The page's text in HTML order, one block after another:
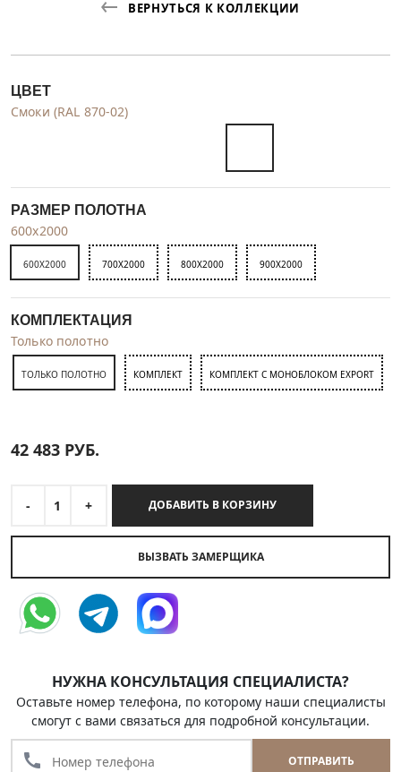
ВЕРНУТЬСЯ К КОЛЛЕКЦИИ
ЦВЕТ
Смоки (RAL 870-02)
РАЗМЕР ПОЛОТНА
600x2000
600X2000 700X2000 800X2000 900X2000
КОМПЛЕКТАЦИЯ
Только полотно
ТОЛЬКО ПОЛОТНО КОМПЛЕКТ КОМПЛЕКТ С МОНОБЛОКОМ EXPORT
42 483 РУБ.
- 1 + ДОБАВИТЬ В КОРЗИНУ
ВЫЗВАТЬ ЗАМЕРЩИКА
НУЖНА КОНСУЛЬТАЦИЯ СПЕЦИАЛИСТА?
Оставьте номер телефона, по которому наши специалисты
смогут с вами связаться для подробной консультации.
call ОТПРАВИТЬ